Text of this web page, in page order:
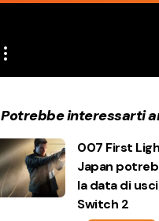
Potrebbe interessarti
007 First
Japan
la data di
Switch 2